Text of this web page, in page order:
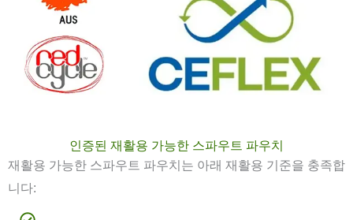
인증된 재활용 가능한 스파우트 파우치
재활용 가능한 스파우트 파우치는 아래 재활용 기준을 충족합
니다: